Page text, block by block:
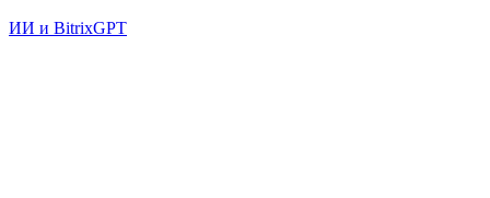
ИИ и BitrixGPT